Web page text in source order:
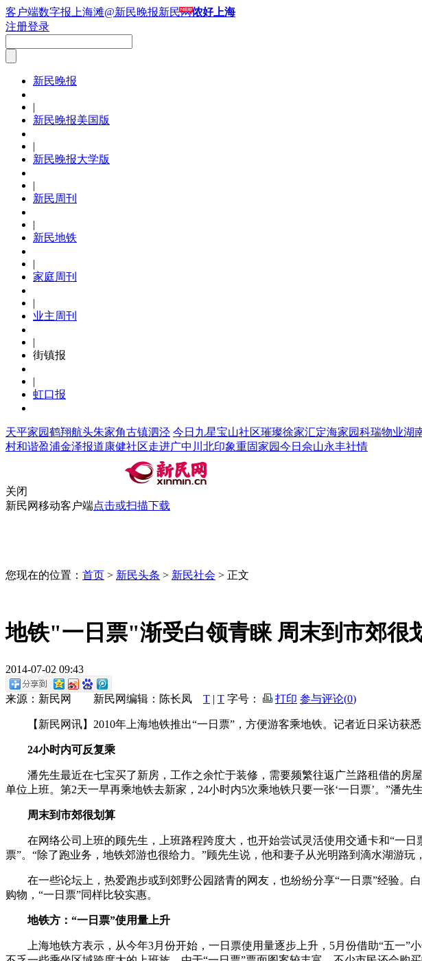
客户端数字报 上海滩@新民晚报新民网侬好上海
注册登录
新民晚报
|
新民晚报美国版
|
新民晚报大学版
|
新民周刊
|
新民地铁
|
家庭周刊
|
业主周刊
|
街镇报
|
虹口报
天平家园鹤翔航头朱家角古镇泗泾 今日九星宝山社区璀璨徐家汇定海家园科瑞物业湖
村和谐盈浦金泽报道康健社区走进广中 川北印象重固家园今日佘山永丰社情
关闭
新民网移动客户端点击或扫描下载
您现在的位置： 首页 > 新民头条 > 新民社会 > 正文
地铁"一日票"渐受白领青睐 周末到市郊很
2014-07-02 09:43
来源：新民网 新民网编辑：陈长凤 T | T 字号： 打印 参与评论(0)
【新民网讯】2010年上海地铁推出“一日票”，方便游客乘地铁。记者近日采访获悉
24小时内可反复乘
潘先生最近在七宝买了新房，工作之余忙于装修，需要频繁往返广兰路租借的房
单位上班。第2天一早再乘地铁去新家，24小时内5次乘地铁只要一张‘一日票’。”潘先
周末到市郊很划算
在网络公司上班的顾先生，上班路程跨度大，也开始尝试灵活使用交通卡和“一
票”。“除了跑业务，地铁郊游也很给力。”顾先生说，他和妻子从光明路到滴水湖游
在一些论坛上，热爱跑步或到郊野公园踏青的网友，也纷纷分享“一日票”经验。
购物，“一日票”同样比较实惠。
地铁方：“一日票”使用量上升
上海地铁方表示，从今年3月份开始，一日票使用量逐步上升，5月份借助“五一